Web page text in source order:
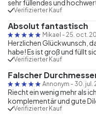
sehr füllendes und
Verifizierter Kauf
Absolut fantastisch
Mikael - 25. oct.
Herzlichen Glückwunsch,
habe! Es ist groß und füllt
Verifizierter Kauf
Falscher
Annonym - 30. jul.
Riecht ein wenig mehr als
komplementär und gute
Verifizierter Kauf